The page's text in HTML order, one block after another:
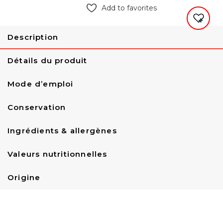
Add to favorites
Description
Détails du produit
Mode d’emploi
Conservation
Ingrédients & allergènes
Valeurs nutritionnelles
Origine